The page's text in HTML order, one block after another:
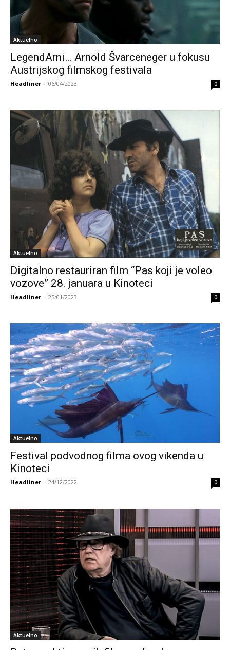
Aktuelno
LegendArni… Arnold Švarceneger u fokusu
Austrijskog filmskog festivala
Headliner - 06/04/2023 0
Aktuelno
Digitalno restauriran film “Pas koji je voleo
vozove” 28. januara u Kinoteci
Headliner - 25/01/2023 0
Aktuelno
Festival podvodnog filma ovog vikenda u
Kinoteci
Headliner - 24/12/2022 0
Aktuelno